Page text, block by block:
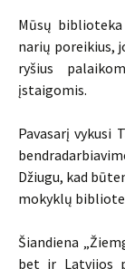
Mūsų
narių poreikius,
ryšius
įstaigomis.
Pavasarį vykusi
Džiugu, kad
mokyklų
Šiandiena
bet ir Latvijos